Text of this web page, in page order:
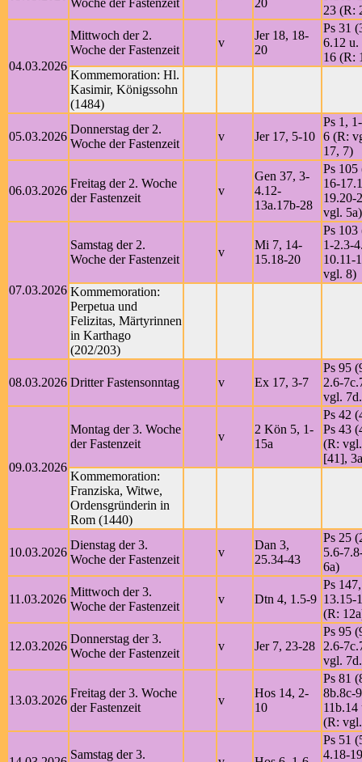
Woche der Fastenzeit
20
23 (R:
04.03.2026
Mittwoch der 2.
Woche der Fastenzeit
v
Jer 18, 18-
20
Ps 31
6.12 u.
16 (R:
Kommemoration: Hl.
Kasimir, Königssohn
(1484)
05.03.2026
Donnerstag der 2.
Woche der Fastenzeit
v Jer 17, 5-10
Ps 1,
6 (R:
17, 7)
06.03.2026
Freitag der 2. Woche
der Fastenzeit
v
Gen 37, 3-
4.12-
13a.17b-28
Ps 105
16-
19.20-
vgl. 5a)
07.03.2026
Samstag der 2.
Woche der Fastenzeit
v
Mi 7, 14-
15.18-20
Ps 103
1-2.3-
10.11-
vgl. 8)
Kommemoration:
Perpetua und
Felizitas, Märtyrinnen
in Karthago
(202/203)
08.03.2026 Dritter Fastensonntag v Ex 17, 3-7
Ps 95
2.6-
vgl.
09.03.2026
Montag der 3. Woche
der Fastenzeit
v
2 Kön 5, 1-
15a
Ps 42
Ps 43
(R:
[41],
Kommemoration:
Franziska, Witwe,
Ordensgründerin in
Rom (1440)
10.03.2026
Dienstag der 3.
Woche der Fastenzeit
v
Dan 3,
25.34-43
Ps 25
5.6-
6a)
11.03.2026
Mittwoch der 3.
Woche der Fastenzeit
v Dtn 4, 1.5-9
Ps
13.15-
(R:
12.03.2026
Donnerstag der 3.
Woche der Fastenzeit
v Jer 7, 23-28
Ps 95
2.6-
vgl.
13.03.2026
Freitag der 3. Woche
der Fastenzeit
v
Hos 14, 2-
10
Ps 81
8b.8c-
11b.14
(R:
Samstag der 3.
Ps 51
4.18-